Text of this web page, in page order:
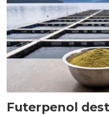
Futerpenol